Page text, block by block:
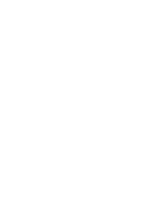
gozdovih
in